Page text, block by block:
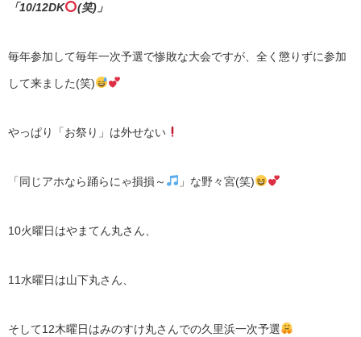
「10/12DK (笑)」
毎年参加して毎年一次予選で惨敗な大会ですが、全く懲りずに参加
して来ました(笑)
やっぱり「お祭り」は外せない
「同じアホなら踊らにゃ損損～ 」な野々宮(笑)
10火曜日はやまてん丸さん、
11水曜日は山下丸さん、
そして12木曜日はみのすけ丸さんでの久里浜一次予選